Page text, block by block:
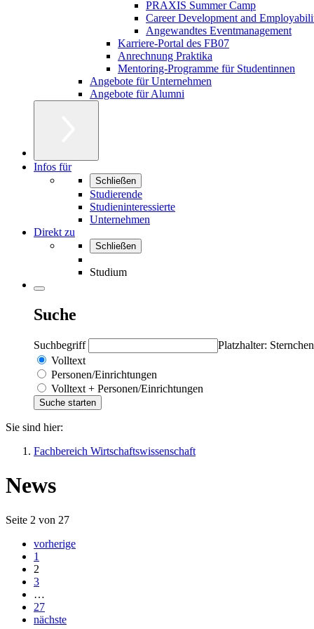
PRAXIS Summer Camp
Career Development and
Angewandtes Eventmanagement
Karriere-Portal des FB07
Anrechnung Praktika
Mentoring-Programme für Studentinnen
Angebote für Unternehmen
Angebote für Alumni
Infos für
Schließen
Studierende
Studieninteressierte
Unternehmen
Direkt zu
Schließen
Studium
Suche
Suchbegriff
Platzhalter:
Volltext
Personen/Einrichtungen
Volltext + Personen/Einrichtungen
Sie sind hier:
Fachbereich Wirtschaftswissenschaft
News
Seite 2 von 27
vorherige
1
2
3
…
27
nächste